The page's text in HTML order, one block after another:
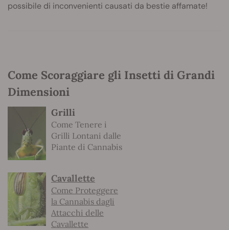
possibile di inconvenienti causati da bestie affamate!
Come Scoraggiare gli Insetti di Grandi
Dimensioni
Grilli
Come Tenere i
Grilli Lontani dalle
Piante di Cannabis
Cavallette
Come Proteggere
la Cannabis dagli
Attacchi delle
Cavallette